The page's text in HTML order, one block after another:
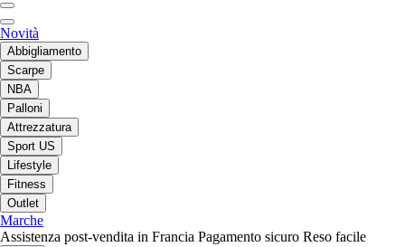
Novità
Abbigliamento
Scarpe
NBA
Palloni
Attrezzatura
Sport US
Lifestyle
Fitness
Outlet
Marche
Assistenza post-vendita in Francia Pagamento sicuro Reso facile